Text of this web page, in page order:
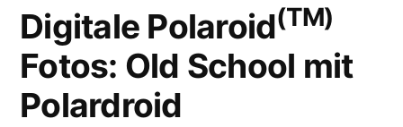
Digitale Polaroid(TM)
Fotos: Old School mit
Polardroid